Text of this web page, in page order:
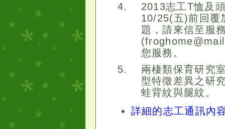
2013志工T恤及
10/25(五)前回覆
題，請來信至服
您服務。
兩棲類保育研究
型特徵差異之研
蛙背紋與腿紋。
詳細的志工通訊內